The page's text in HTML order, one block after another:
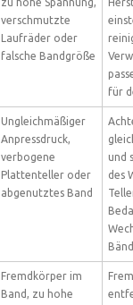
verschmutzte
Laufräder oder
falsche Bandgröße
für
Ungleichmäßiger
Anpressdruck,
verbogene
Plattenteller oder
abgenutztes Band
und
des
Fremdkörper im
Band, zu hohe